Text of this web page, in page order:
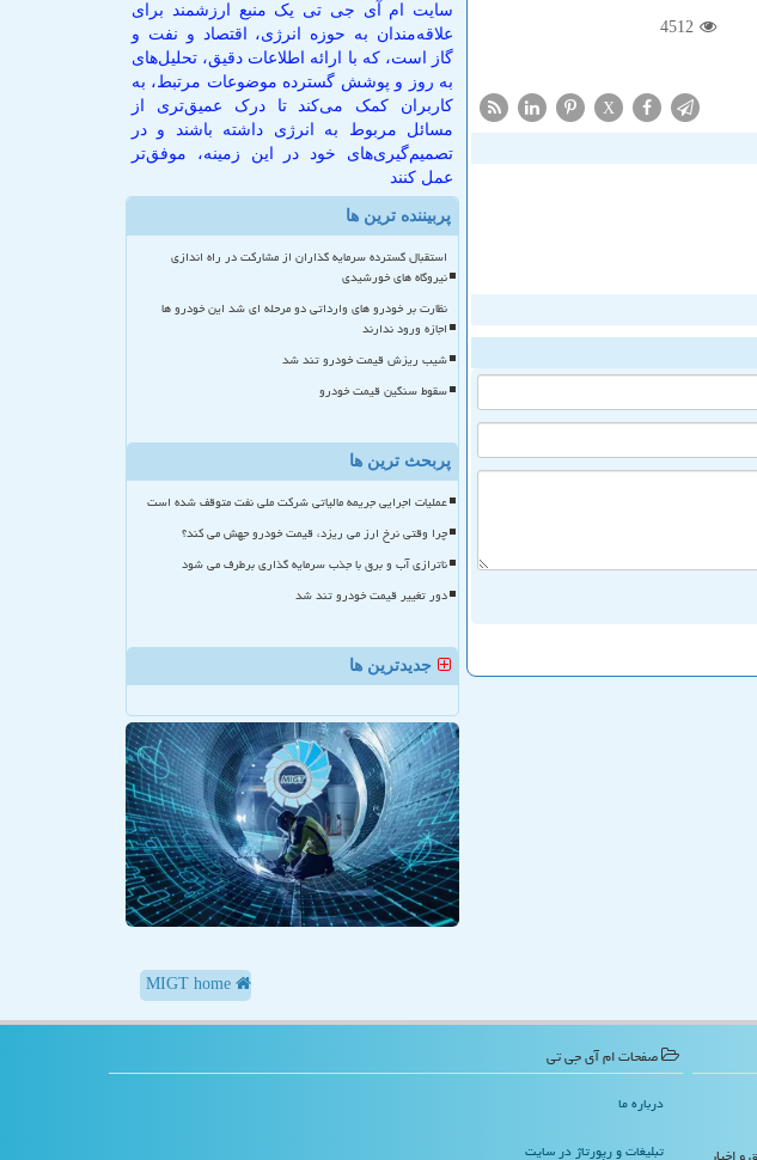
4512
X
سایت ام آی جی تی یک منبع ارزشمند برای
علاقه‌مندان به حوزه انرژی، اقتصاد و نفت و
گاز است، که با ارائه اطلاعات دقیق، تحلیل‌های
به روز و پوشش گسترده موضوعات مرتبط، به
کاربران کمک می‌کند تا درک عمیق‌تری از
مسائل مربوط به انرژی داشته باشند و در
تصمیم‌گیری‌های خود در این زمینه، موفق‌تر
عمل کنند
پربیننده ترین ها
استقبال گسترده سرمایه گذاران از مشارکت در راه اندازی
نیروگاه های خورشیدی
نظارت بر خودرو های وارداتی دو مرحله ای شد این خودرو ها
اجازه ورود ندارند
شیب ریزش قیمت خودرو تند شد
سقوط سنگین قیمت خودرو
پربحث ترین ها
عملیات اجرایی جریمه مالیاتی شرکت ملی نفت متوقف شده است
چرا وقتی نرخ ارز می ریزد، قیمت خودرو جهش می کند؟
ناترازی آب و برق با جذب سرمایه گذاری برطرف می شود
دور تغییر قیمت خودرو تند شد
جدیدترین ها
صفحات ام آی جی تی
درباره ما
تبلیغات و رپورتاژ در سایت